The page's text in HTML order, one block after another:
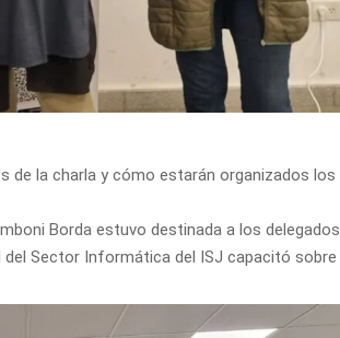
de la charla y cómo estarán organizados los
Borda estuvo destinada a los delegados
del Sector Informática del ISJ capacitó sobre